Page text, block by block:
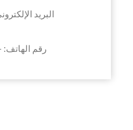
رقم الهاتف: